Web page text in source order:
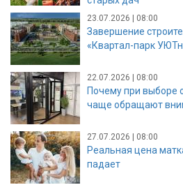
23.07.2026 | 08:00
Завершение
«Квартал-парк
22.07.2026 | 08:00
Почему при выборе
чаще обращают
27.07.2026 | 08:00
Реальная цена
падает